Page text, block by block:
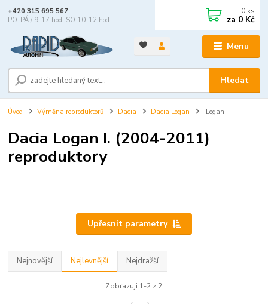
Menu
Hledat
+420 315 695 567
PO-PÁ / 9-17 hod, SO 10-12 hod
0 ks
za 0 Kč
Úvod Výměna reproduktorů Dacia Dacia Logan Logan I.
Dacia Logan I. (2004-2011)
reproduktory
Upřesnit parametry
Nejnovější Nejlevnější Nejdražší
Zobrazuji 1-2 z 2